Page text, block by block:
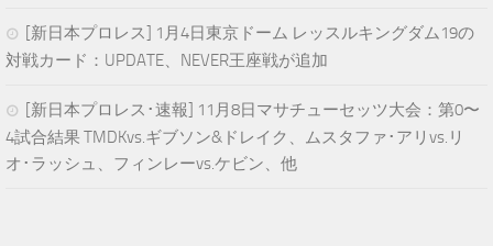
[新日本プロレス] 1月4日東京ドーム レッスルキングダム19の
対戦カード：UPDATE、NEVER王座戦が追加
[新日本プロレス･速報] 11月8日マサチューセッツ大会：第0〜
4試合結果 TMDKvs.ギブソン&ドレイク、ムスタファ･アリvs.リ
オ･ラッシュ、フィンレーvs.ケビン、他